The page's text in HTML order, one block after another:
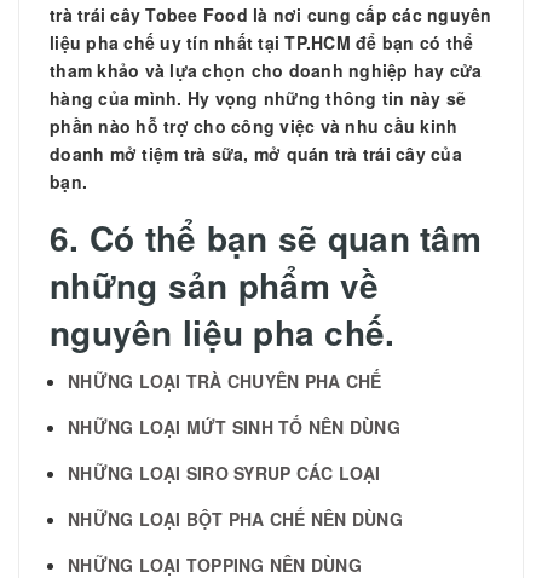
trà trái cây Tobee Food là nơi cung cấp các nguyên
liệu pha chế uy tín nhất tại TP.HCM để bạn có thể
tham khảo và lựa chọn cho doanh nghiệp hay cửa
hàng của mình. Hy vọng những thông tin này sẽ
phần nào hỗ trợ cho công việc và nhu cầu kinh
doanh mở tiệm trà sữa, mở quán trà trái cây của
bạn.
6. Có thể bạn sẽ quan tâm
những sản phẩm về
nguyên liệu pha chế.
NHỮNG LOẠI TRÀ CHUYÊN PHA CHẾ
NHỮNG LOẠI MỨT SINH TỐ NÊN DÙNG
NHỮNG LOẠI SIRO SYRUP CÁC LOẠI
NHỮNG LOẠI BỘT PHA CHẾ NÊN DÙNG
NHỮNG LOẠI TOPPING NÊN DÙNG